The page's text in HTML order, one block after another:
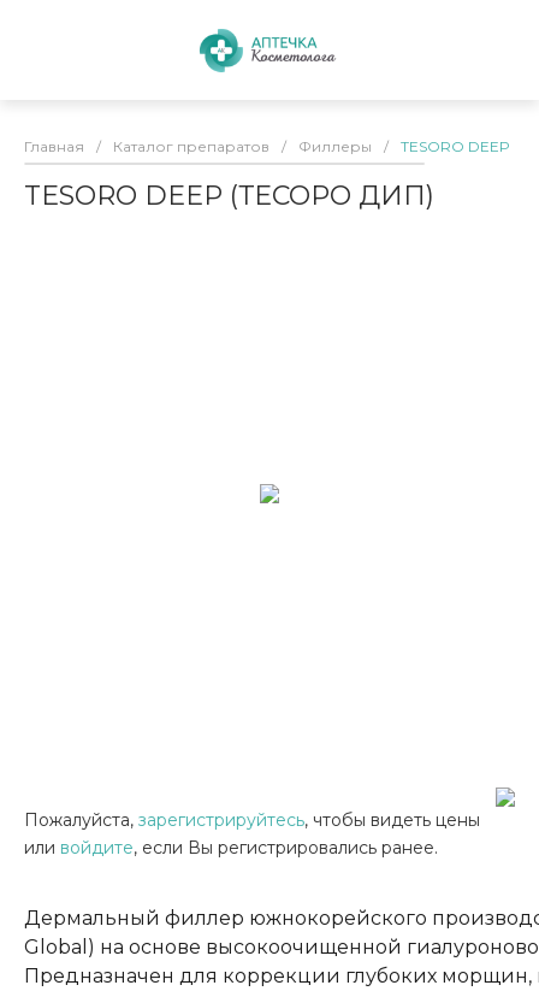
Главная / Каталог препаратов / Филлеры / TESORO DEEP
TESORO DEEP (ТЕСОРО ДИП)
Пожалуйста, зарегистрируйтесь, чтобы видеть цены
или войдите, если Вы регистрировались ранее.
Дермальный филлер южнокорейского
Global) на основе высокоочищенной
Предназначен для коррекции глубоких морщин,